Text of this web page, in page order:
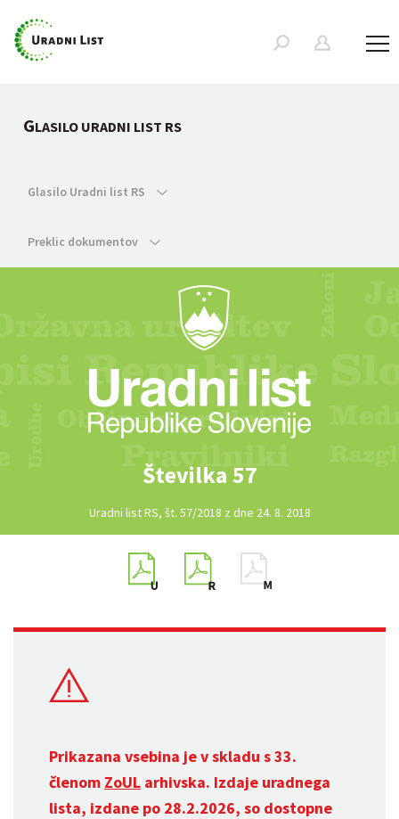
GLASILO URADNI LIST RS
Glasilo Uradni list RS
Preklic dokumentov
Številka 57
Uradni list RS, št. 57/2018 z dne 24. 8. 2018
Prikazana vsebina je v skladu s 33.
členom ZoUL arhivska. Izdaje uradnega
lista, izdane po 28.2.2026, so dostopne